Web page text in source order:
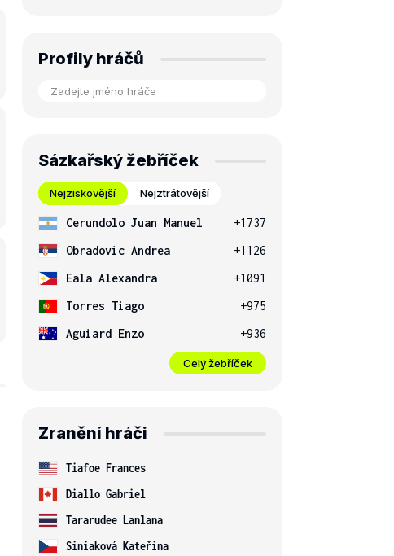
Profily hráčů
Sázkařský žebříček
Nejziskovější Nejztrátovější
Cerundolo Juan Manuel
+1737
Obradovic Andrea
+1126
Eala Alexandra
+1091
Torres Tiago
+975
Aguiard Enzo
+936
Celý žebříček
Zranění hráči
Tiafoe Frances
Diallo Gabriel
Tararudee Lanlana
Siniaková Kateřina